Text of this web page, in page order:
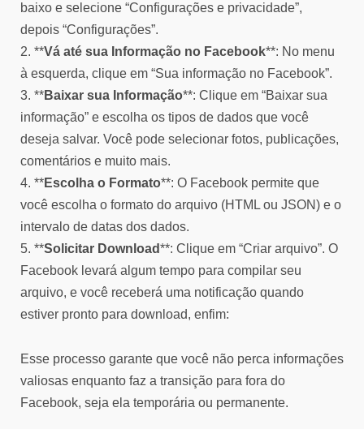
baixo e selecione “Configurações e privacidade”,
depois “Configurações”.
2. **Vá até sua Informação no Facebook**: No menu
à esquerda, clique em “Sua informação no Facebook”.
3. **Baixar sua Informação**: Clique em “Baixar sua
informação” e escolha os tipos de dados que você
deseja salvar. Você pode selecionar fotos, publicações,
comentários e muito mais.
4. **Escolha o Formato**: O Facebook permite que
você escolha o formato do arquivo (HTML ou JSON) e o
intervalo de datas dos dados.
5. **Solicitar Download**: Clique em “Criar arquivo”. O
Facebook levará algum tempo para compilar seu
arquivo, e você receberá uma notificação quando
estiver pronto para download, enfim:
Esse processo garante que você não perca informações
valiosas enquanto faz a transição para fora do
Facebook, seja ela temporária ou permanente.